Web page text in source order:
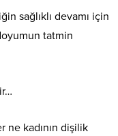
sağlıklı devamı için
tatmin
ne kadının dişilik